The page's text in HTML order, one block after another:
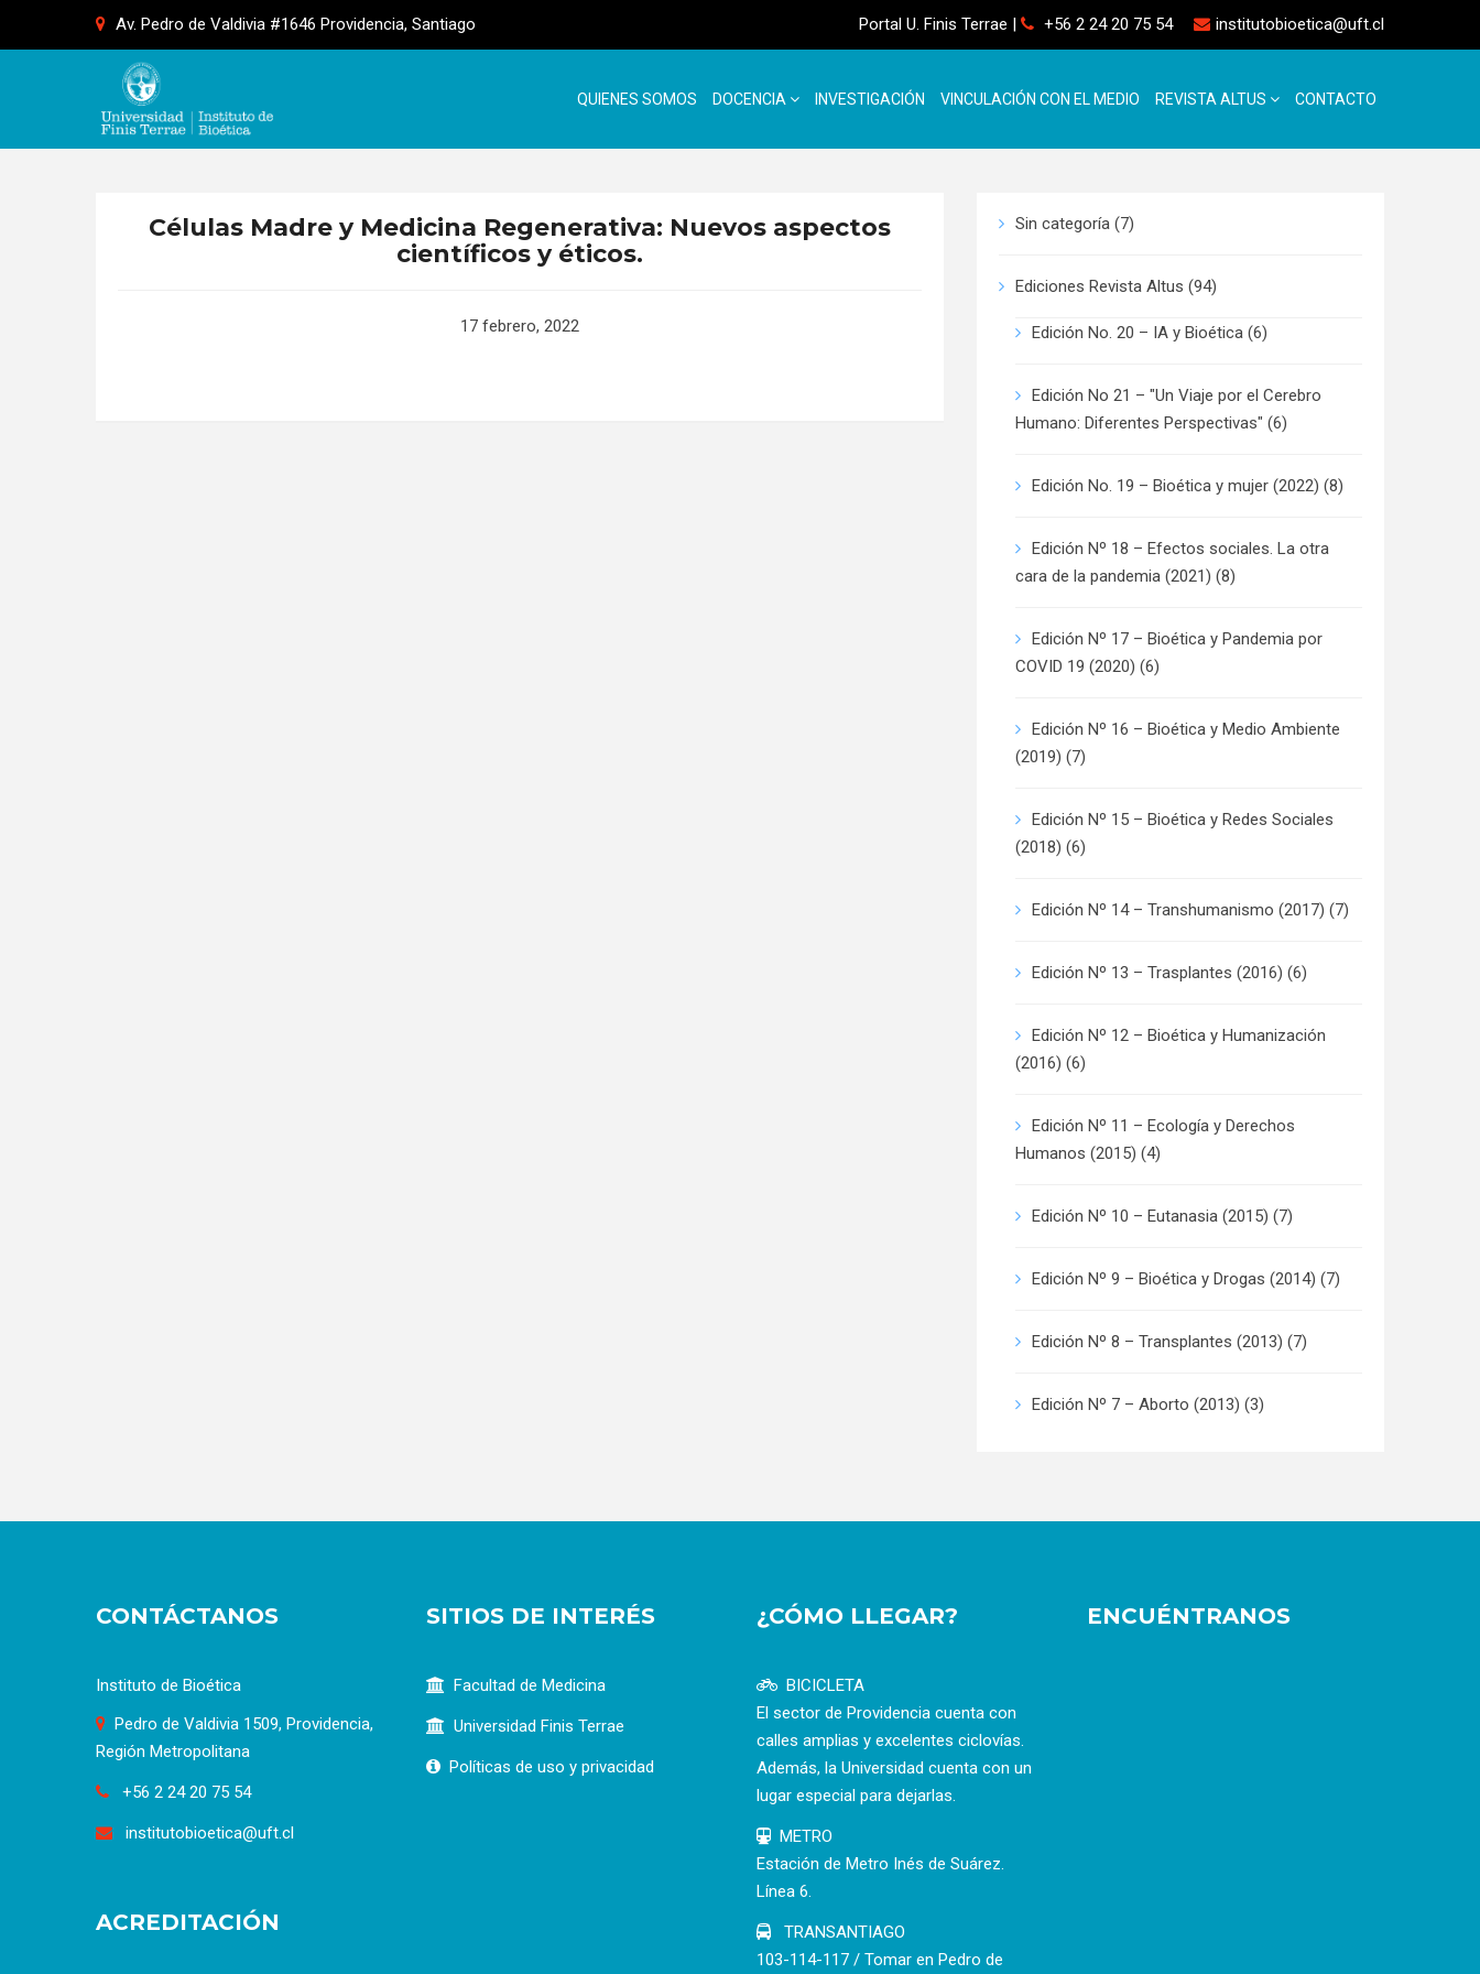
Av. Pedro de Valdivia #1646 Providencia, Santiago Portal U. Finis Terrae | +56 2 24 20 75 54 institutobioetica@uft.cl
QUIENES SOMOS DOCENCIA INVESTIGACIÓN VINCULACIÓN CON EL MEDIO REVISTA ALTUS CONTACTO
Células Madre y Medicina Regenerativa: Nuevos aspectos
científicos y éticos.
17 febrero, 2022
Sin categoría (7)
Ediciones Revista Altus (94)
Edición No. 20 – IA y Bioética (6)
Edición No 21 – "Un Viaje por el Cerebro
Humano: Diferentes Perspectivas" (6)
Edición No. 19 – Bioética y mujer (2022) (8)
Edición Nº 18 – Efectos sociales. La otra
cara de la pandemia (2021) (8)
Edición Nº 17 – Bioética y Pandemia por
COVID 19 (2020) (6)
Edición Nº 16 – Bioética y Medio Ambiente
(2019) (7)
Edición Nº 15 – Bioética y Redes Sociales
(2018) (6)
Edición Nº 14 – Transhumanismo (2017) (7)
Edición Nº 13 – Trasplantes (2016) (6)
Edición Nº 12 – Bioética y Humanización
(2016) (6)
Edición Nº 11 – Ecología y Derechos
Humanos (2015) (4)
Edición Nº 10 – Eutanasia (2015) (7)
Edición Nº 9 – Bioética y Drogas (2014) (7)
Edición Nº 8 – Transplantes (2013) (7)
Edición Nº 7 – Aborto (2013) (3)
CONTÁCTANOS
Instituto de Bioética
Pedro de Valdivia 1509, Providencia,
Región Metropolitana
+56 2 24 20 75 54
institutobioetica@uft.cl
ACREDITACIÓN
SITIOS DE INTERÉS
Facultad de Medicina
Universidad Finis Terrae
Políticas de uso y privacidad
¿CÓMO LLEGAR?
BICICLETA
El sector de Providencia cuenta con
calles amplias y excelentes ciclovías.
Además, la Universidad cuenta con un
lugar especial para dejarlas.
METRO
Estación de Metro Inés de Suárez.
Línea 6.
TRANSANTIAGO
103-114-117 / Tomar en Pedro de
ENCUÉNTRANOS